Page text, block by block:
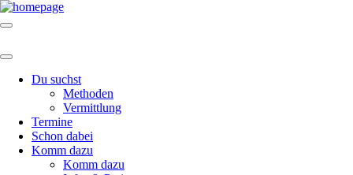
Du suchst
Methoden
Vermittlung
Termine
Schon dabei
Komm dazu
Komm dazu